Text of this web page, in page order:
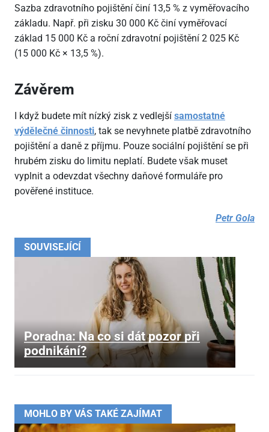
SOUVISEJÍCÍ
Poradna: Na co si dát pozor při
podnikání?
Sazba zdravotního pojištění činí 13,5 % z vyměřovacího
základu. Např. při zisku 30 000 Kč činí vyměřovací
základ 15 000 Kč a roční zdravotní pojištění 2 025 Kč
(15 000 Kč × 13,5 %).
Závěrem
I když budete mít nízký zisk z vedlejší samostatné
výdělečné činnosti, tak se nevyhnete platbě zdravotního
pojištění a daně z příjmu. Pouze sociální pojištění se při
hrubém zisku do limitu neplatí. Budete však muset
vyplnit a odevzdat všechny daňové formuláře pro
pověřené instituce.
Petr Gola
MOHLO BY VÁS TAKÉ ZAJÍMAT